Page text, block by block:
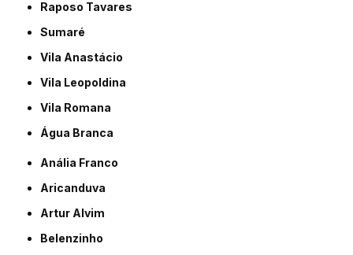
Raposo Tavares
Sumaré
Vila Anastácio
Vila Leopoldina
Vila Romana
Água Branca
Anália Franco
Aricanduva
Artur Alvim
Belenzinho